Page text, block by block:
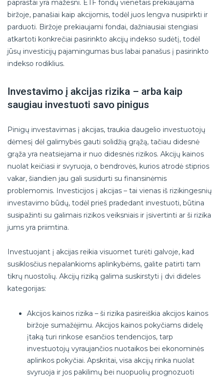
paprastai yra mažesni. ETF fondų vienetais prekiaujama
biržoje, panašiai kaip akcijomis, todėl juos lengva nusipirkti ir
parduoti. Biržoje prekiaujami fondai, dažniausiai stengiasi
atkartoti konkrečiai pasirinkto akcijų indekso sudėtį, todėl
jūsų investicijų pajamingumas bus labai panašus į pasirinkto
indekso rodiklius.
Investavimo į akcijas rizika – arba kaip
saugiau investuoti savo pinigus
Pinigų investavimas į akcijas, traukia daugelio investuotojų
dėmesį dėl galimybės gauti solidžią grąžą, tačiau didesnė
grąža yra neatsiejama ir nuo didesnės rizikos. Akcijų kainos
nuolat keičiasi ir svyruoja, o bendrovės, kurios atrodė stiprios
vakar, šiandien jau gali susidurti su finansinėmis
problemomis. Investicijos į akcijas – tai vienas iš rizikingesnių
investavimo būdų, todėl prieš pradedant investuoti, būtina
susipažinti su galimais rizikos veiksniais ir įsivertinti ar ši rizika
jums yra priimtina.
Investuojant į akcijas reikia visuomet turėti galvoje, kad
susiklosčius nepalankioms aplinkybėms, galite patirti tam
tikrų nuostolių. Akcijų riziką galima suskirstyti į dvi dideles
kategorijas:
Akcijos kainos rizika – ši rizika pasireiškia akcijos kainos
biržoje sumažėjimu. Akcijos kainos pokyčiams didelę
įtaką turi rinkose esančios tendencijos, tarp
investuotojų vyraujančios nuotaikos bei ekonominės
aplinkos pokyčiai. Apskritai, visa akcijų rinka nuolat
svyruoja ir jos pakilimų bei nuopuolių prognozuoti